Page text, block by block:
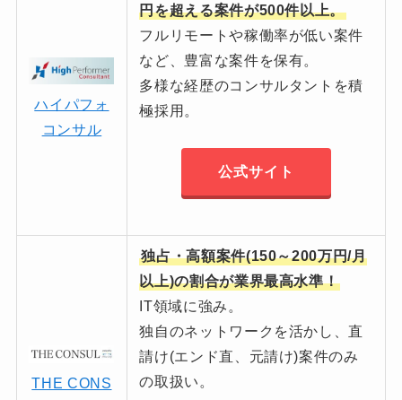
ハイパフォ
コンサル
円を超える案件が500件以上。
フルリモートや稼働率が低い案件
など、豊富な案件を保有。
多様な経歴のコンサルタントを積
極採用。
公式サイト
THE CONS
独占・高額案件(150～200万円/月
以上)の割合が業界最高水準！
IT領域に強み。
独自のネットワークを活かし、直
請け(エンド直、元請け)案件のみ
の取扱い。